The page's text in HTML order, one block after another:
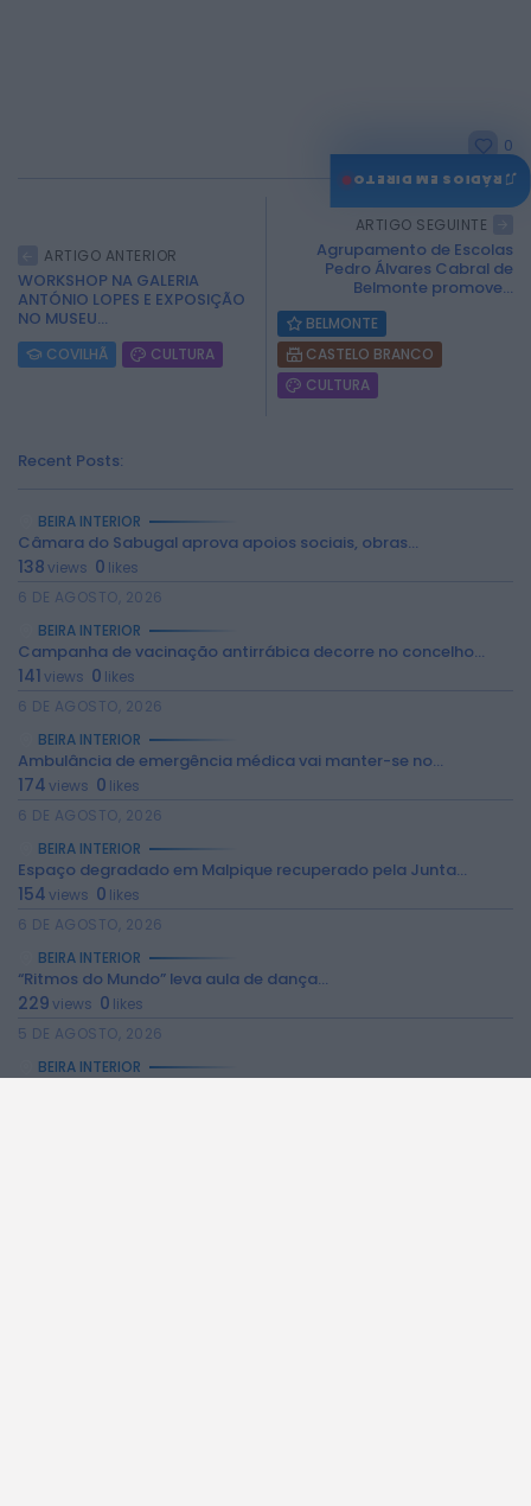
2026 Rádio Caria. Todos os direitos
0
ARTIGO ANTERIOR
WORKSHOP NA GALERIA
ANTÓNIO LOPES E EXPOSIÇÃO
NO MUSEU...
COVILHÃ CULTURA
ARTIGO SEGUINTE
Agrupamento de Escolas
Pedro Álvares Cabral de
Belmonte promove...
BELMONTE
CASTELO BRANCO
CULTURA
Recent Posts:
BEIRA INTERIOR
Câmara do Sabugal aprova apoios sociais, obras...
138views 0 likes
6 DE AGOSTO, 2026
BEIRA INTERIOR
Campanha de vacinação antirrábica decorre no concelho...
141views 0 likes
6 DE AGOSTO, 2026
BEIRA INTERIOR
Ambulância de emergência médica vai manter-se no...
174views 0 likes
6 DE AGOSTO, 2026
BEIRA INTERIOR
Espaço degradado em Malpique recuperado pela Junta...
154views 0 likes
6 DE AGOSTO, 2026
BEIRA INTERIOR
“Ritmos do Mundo” leva aula de dança...
229views 0 likes
5 DE AGOSTO, 2026
BEIRA INTERIOR
♫
RÁDIOS EM DIRETO